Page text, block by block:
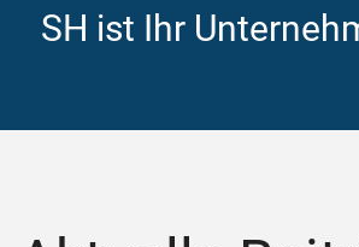
SH ist Ihr